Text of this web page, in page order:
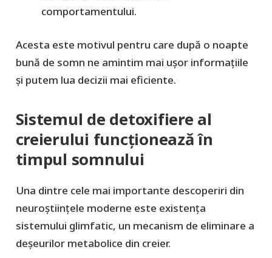
comportamentului.
Acesta este motivul pentru care după o noapte
bună de somn ne amintim mai ușor informațiile
și putem lua decizii mai eficiente.
Sistemul de detoxifiere al
creierului funcționează în
timpul somnului
Una dintre cele mai importante descoperiri din
neuroștiințele moderne este existența
sistemului glimfatic, un mecanism de eliminare a
deșeurilor metabolice din creier.